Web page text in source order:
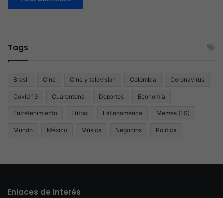
Tags
Brasil Cine Cine y televisión Colombia Coronavirus
Covid 19 Cuarentena Deportes Economía
Entretenimiento Fútbol Latinoamérica Memes (ES)
Mundo México Música Negocios Politica
Enlaces de interés